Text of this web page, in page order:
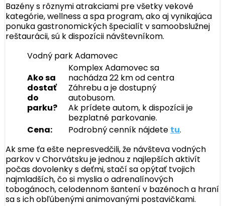
Bazény s rôznymi atrakciami pre všetky vekové
kategórie, wellness a spa program, ako aj vynikajúca
ponuka gastronomických špecialít v samoobslužnej
reštaurácii, sú k dispozícii návštevníkom.
Vodný park Adamovec
Ako sa
dostať
do
parku?
Komplex Adamovec sa
nachádza 22 km od centra
Záhrebu a je dostupný
autobusom.
Ak prídete autom, k dispozícii je
bezplatné parkovanie.
Cena:
Podrobný cenník nájdete tu.
Ak sme ťa ešte nepresvedčili, že návšteva vodných
parkov v Chorvátsku je jednou z najlepších aktivít
počas dovolenky s deťmi, stačí sa opýtať tvojich
najmladších, čo si myslia o adrenalínových
tobogánoch, celodennom šantení v bazénoch a hraní
sa s ich obľúbenými animovanými postavičkami.